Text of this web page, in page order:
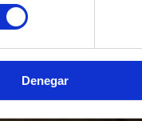
Denegar